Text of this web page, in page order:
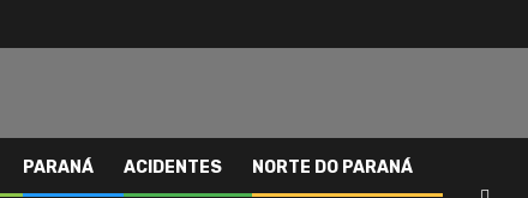
PARANÁ ACIDENTES NORTE DO PARANÁ